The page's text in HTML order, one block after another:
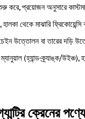
করে, প্রয়োজন অনুসারে
থেকে মাঝারি
উত্তোলন বা তারের দড়ি
(হ্যান্ড-ক্র্যাঙ্ক/
ক্রেনের